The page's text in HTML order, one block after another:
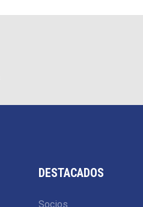
DESTACADOS
Socios